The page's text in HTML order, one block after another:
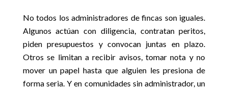
No todos los administradores de fincas son iguales.
Algunos actúan con diligencia, contratan peritos,
piden presupuestos y convocan juntas en plazo.
Otros se limitan a recibir avisos, tomar nota y no
mover un papel hasta que alguien les presiona de
forma seria. Y en comunidades sin administrador, un